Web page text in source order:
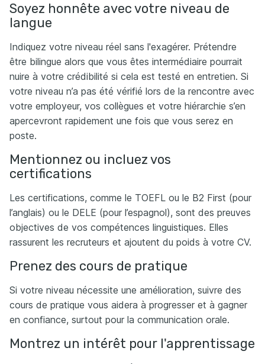
Soyez honnête avec votre niveau de
langue
Indiquez votre niveau réel sans l'exagérer. Prétendre
être bilingue alors que vous êtes intermédiaire pourrait
nuire à votre crédibilité si cela est testé en entretien. Si
votre niveau n’a pas été vérifié lors de la rencontre avec
votre employeur, vos collègues et votre hiérarchie s’en
apercevront rapidement une fois que vous serez en
poste.
Mentionnez ou incluez vos
certifications
Les certifications, comme le TOEFL ou le B2 First (pour
l’anglais) ou le DELE (pour l’espagnol), sont des preuves
objectives de vos compétences linguistiques. Elles
rassurent les recruteurs et ajoutent du poids à votre CV.
Prenez des cours de pratique
Si votre niveau nécessite une amélioration, suivre des
cours de pratique vous aidera à progresser et à gagner
en confiance, surtout pour la communication orale.
Montrez un intérêt pour l'apprentissage